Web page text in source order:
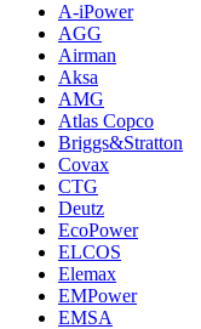
A-iPower
AGG
Airman
Aksa
AMG
Atlas Copco
Briggs&Stratton
Covax
CTG
Deutz
EcoPower
ELCOS
Elemax
EMPower
EMSA